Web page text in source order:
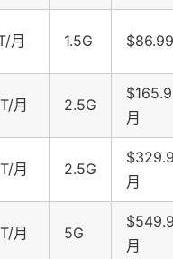
月 1.5G
月 2.5G
月
月 2.5G
月
月 5G
月